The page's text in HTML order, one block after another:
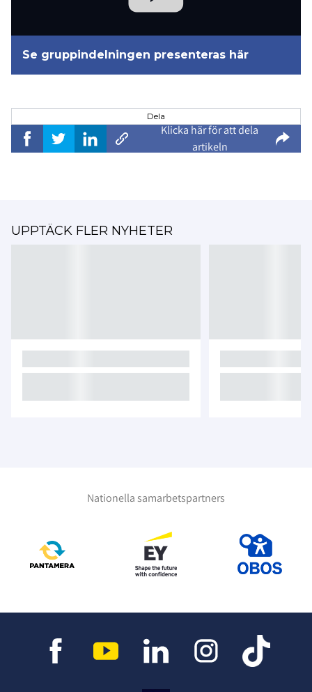
Se gruppindelningen presenteras här
Dela
Klicka här för att dela
artikeln
UPPTÄCK FLER NYHETER
Nationella samarbetspartners